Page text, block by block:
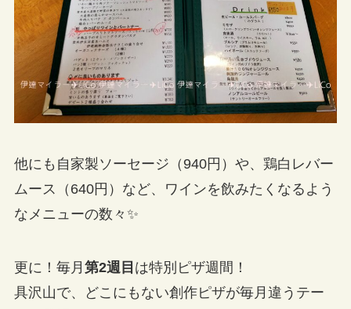
他にも自家製ソーセージ（940円）や、鶏白レバー
ムース（640円）など、ワインを飲みたくなるよう
なメニューの数々✨
更に！毎月 第2週目 は特別ピザ週間！
具沢山で、どこにもない創作ピザが毎月違うテー